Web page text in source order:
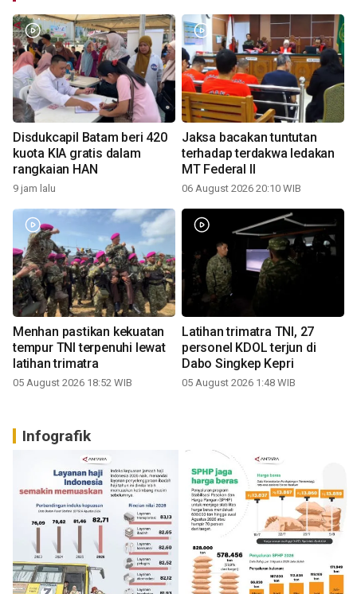
Disdukcapil Batam beri 420
kuota KIA gratis dalam
rangkaian HAN
9 jam lalu
Jaksa bacakan tuntutan
terhadap terdakwa ledakan
MT Federal II
06 August 2026 20:10 WIB
Menhan pastikan kekuatan
tempur TNI terpenuhi lewat
latihan trimatra
05 August 2026 18:52 WIB
Latihan trimatra TNI, 27
personel KDOL terjun di
Dabo Singkep Kepri
05 August 2026 1:48 WIB
Infografik